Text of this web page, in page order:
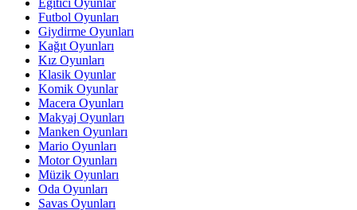
Futbol Oyunları
Giydirme Oyunları
Kağıt Oyunları
Kız Oyunları
Klasik Oyunlar
Komik Oyunlar
Macera Oyunları
Makyaj Oyunları
Manken Oyunları
Mario Oyunları
Motor Oyunları
Müzik Oyunları
Oda Oyunları
Savas Oyunları